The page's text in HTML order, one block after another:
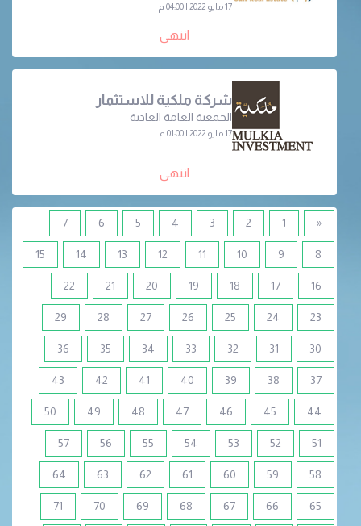
17 مايو 2022 | 04:00 م
انتهى
شركة ملكية للاستثمار
الجمعية العامة العادية
17 مايو 2022 | 01:00 م
انتهى
«
1
2
3
4
5
6
7
8
9
10
11
12
13
14
15
16
17
18
19
20
21
22
23
24
25
26
27
28
29
30
31
32
33
34
35
36
37
38
39
40
41
42
43
44
45
46
47
48
49
50
51
52
53
54
55
56
57
58
59
60
61
62
63
64
65
66
67
68
69
70
71